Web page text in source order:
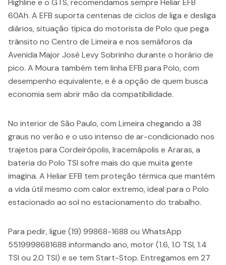
Highline e o GTS, recomendamos sempre Heliar EFB
60Ah. A EFB suporta centenas de ciclos de liga e desliga
diários, situação típica do motorista de Polo que pega
trânsito no Centro de Limeira e nos semáforos da
Avenida Major José Levy Sobrinho durante o horário de
pico. A Moura também tem linha EFB para Polo, com
desempenho equivalente, e é a opção de quem busca
economia sem abrir mão da compatibilidade.
No interior de São Paulo, com Limeira chegando a 38
graus no verão e o uso intenso de ar-condicionado nos
trajetos para Cordeirópolis, Iracemápolis e Araras, a
bateria do Polo TSI sofre mais do que muita gente
imagina. A Heliar EFB tem proteção térmica que mantém
a vida útil mesmo com calor extremo, ideal para o Polo
estacionado ao sol no estacionamento do trabalho.
Para pedir, ligue (19) 99868-1688 ou WhatsApp
5519998681688 informando ano, motor (1.6, 1.0 TSI, 1.4
TSI ou 2.0 TSI) e se tem Start-Stop. Entregamos em 27